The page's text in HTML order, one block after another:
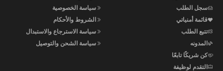
سجل الطلب
قائمة أمنياتي
تتبع الطلب
المدونه
كن شريكًا تابعًا
التقدم لوظيفة
سياسة الخصوصية
الشروط والأحكام
سياسة الاسترجاع والاستبدال
سياسة الشحن والتوصيل